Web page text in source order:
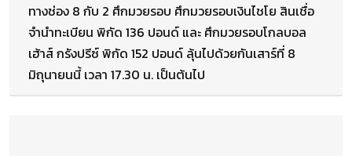
ทางช่อง 8 กับ 2 ศึกมวยรอบ ศึกมวยรอบเงินไชโย สินเชื่อ
จำนำทะเบียน พิกัด 136 ปอนด์ และ ศึกมวยรอบโกลบอล
เฮ้าส์ กรังปรีซ์ พิกัด 152 ปอนด์ ลุ้นไปด้วยกันเสาร์ที่ 8
มิถุนายนนี้ เวลา 17.30 น. เป็นต้นไป